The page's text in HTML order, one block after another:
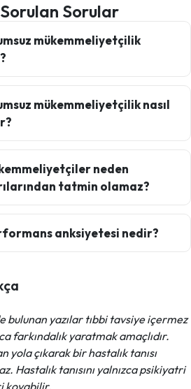
Sorulan Sorular
mükemmeliyetçilik
mükemmeliyetçilik nasıl
neden
tatmin olamaz?
anksiyetesi nedir?
bulunan yazılar tıbbi tavsiye içermez
farkındalık yaratmak amaçlıdır.
yola çıkarak bir hastalık tanısı
Hastalık tanısını yalnızca psikiyatri